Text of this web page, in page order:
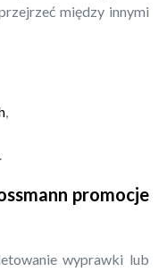
między innymi
,
.
promocje
wyprawki lub